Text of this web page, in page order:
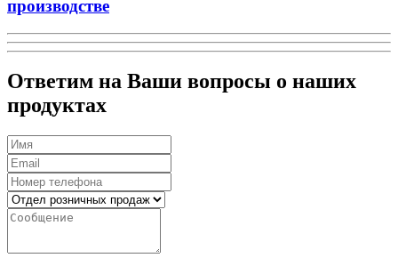
производстве
Ответим на Ваши вопросы о наших
продуктах